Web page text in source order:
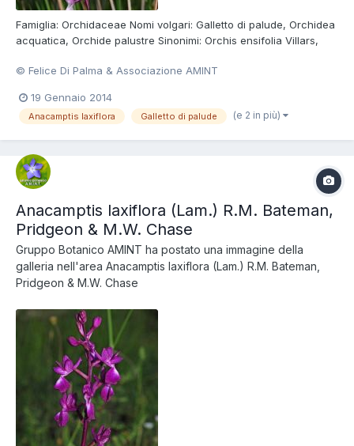
Famiglia: Orchidaceae Nomi volgari: Galletto di palude, Orchidea
acquatica, Orchide palustre Sinonimi: Orchis ensifolia Villars,
Orchis palustris subsp. laxiflora Friedrichsthal Foto di Felice Di
© Felice Di Palma & Associazione AMINT
19 Gennaio 2014
Anacamptis laxiflora Galletto di palude (e 2 in più)
Anacamptis laxiflora (Lam.) R.M. Bateman,
Pridgeon & M.W. Chase
Gruppo Botanico AMINT ha postato una immagine della
galleria nell'area Anacamptis laxiflora (Lam.) R.M. Bateman,
Pridgeon & M.W. Chase